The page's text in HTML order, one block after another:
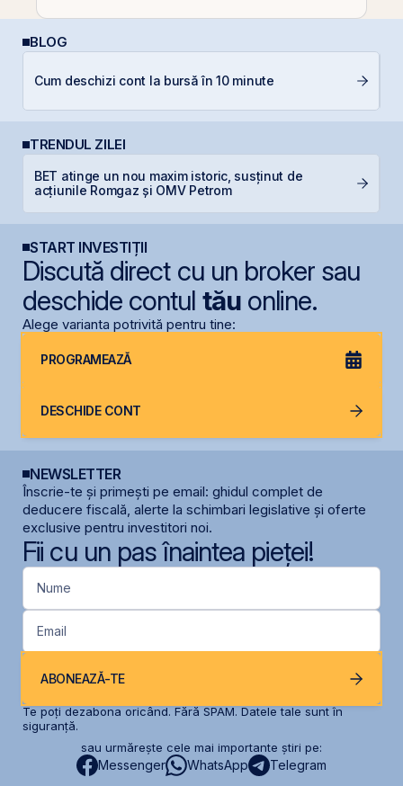
BLOG
Cum deschizi cont la bursă în 10 minute
TRENDUL ZILEI
BET atinge un nou maxim istoric, susținut de
acțiunile Romgaz și OMV Petrom
START INVESTIȚII
Discută direct cu un broker sau
deschide contul tăuonline.
Alege varianta potrivită pentru tine:
PROGRAMEAZĂ
DESCHIDE CONT
NEWSLETTER
Înscrie-te și primești pe email: ghidul complet de
deducere fiscală, alerte la schimbari legislative și oferte
exclusive pentru investitori noi.
Fii cu un pas înaintea pieței!
Nume
Email
ABONEAZĂ-TE
Te poți dezabona oricând. Fără SPAM. Datele tale sunt în
siguranță.
sau urmărește cele mai importante știri pe:
Messenger WhatsApp Telegram